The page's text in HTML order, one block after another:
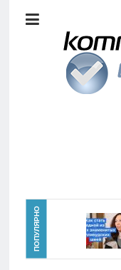
анализ
Видео
Главная
Новости
ПОПУЛЯРНО